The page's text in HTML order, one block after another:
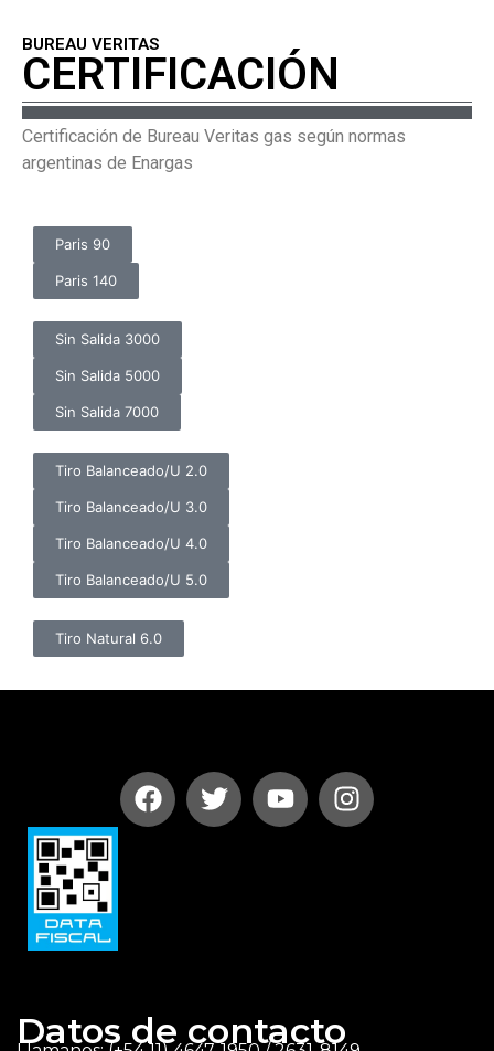
BUREAU VERITAS
CERTIFICACIÓN
Certificación de Bureau Veritas gas según normas
argentinas de Enargas
Paris 90
Paris 140
Sin Salida 3000
Sin Salida 5000
Sin Salida 7000
Tiro Balanceado/U 2.0
Tiro Balanceado/U 3.0
Tiro Balanceado/U 4.0
Tiro Balanceado/U 5.0
Tiro Natural 6.0
Datos de contacto